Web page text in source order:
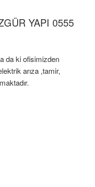
YAPI 0555
da ki ofisimizden
arıza ,tamir,